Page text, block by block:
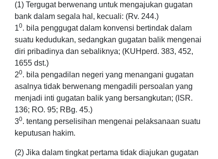
(1) Tergugat berwenang untuk mengajukan gugatan
bank dalam segala hal, kecuali: (Rv. 244.)
10. bila penggugat dalam konvensi bertindak dalam
suatu kedudukan, sedangkan gugatan balik mengenai
diri pribadinya dan sebaliknya; (KUHperd. 383, 452,
1655 dst.)
20. bila pengadilan negeri yang menangani gugatan
asalnya tidak berwenang mengadili persoalan yang
menjadi inti gugatan balik yang bersangkutan; (ISR.
136; RO. 95; RBg. 45.)
30. tentang perselisihan mengenai pelaksanaan suatu
keputusan hakim.
(2) Jika dalam tingkat pertama tidak diajukan gugatan